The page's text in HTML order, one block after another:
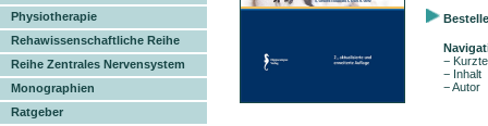
Physiotherapie
Rehawissenschaftliche Reihe
Reihe Zentrales Nervensystem
Monographien
Ratgeber
−
− Inhalt
− Autor